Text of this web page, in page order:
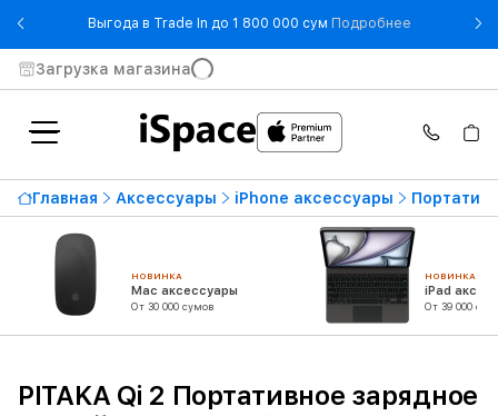
Выгода в Trade In до 1 800 000 сум Подробнее- Выгода в
Загрузка магазина
Главная Аксессуары iPhone аксессуары
НОВИНКА
Mac аксессуары
От 30 000 сумов
НОВИНКА
iPad
От 39 000
PITAKA Qi 2 Портативное зарядное